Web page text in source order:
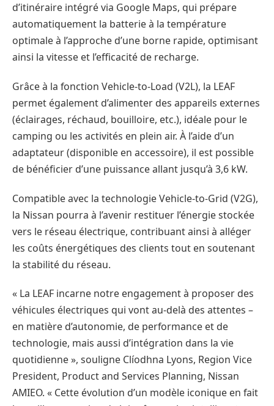
d’itinéraire intégré via Google Maps, qui prépare
automatiquement la batterie à la température
optimale à l’approche d’une borne rapide, optimisant
ainsi la vitesse et l’efficacité de recharge.
Grâce à la fonction Vehicle-to-Load (V2L), la LEAF
permet également d’alimenter des appareils externes
(éclairages, réchaud, bouilloire, etc.), idéale pour le
camping ou les activités en plein air. À l’aide d’un
adaptateur (disponible en accessoire), il est possible
de bénéficier d’une puissance allant jusqu’à 3,6 kW.
Compatible avec la technologie Vehicle-to-Grid (V2G),
la Nissan pourra à l’avenir restituer l’énergie stockée
vers le réseau électrique, contribuant ainsi à alléger
les coûts énergétiques des clients tout en soutenant
la stabilité du réseau.
« La LEAF incarne notre engagement à proposer des
véhicules électriques qui vont au-delà des attentes –
en matière d’autonomie, de performance et de
technologie, mais aussi d’intégration dans la vie
quotidienne », souligne Clíodhna Lyons, Region Vice
President, Product and Services Planning, Nissan
AMIEO. « Cette évolution d’un modèle iconique en fait